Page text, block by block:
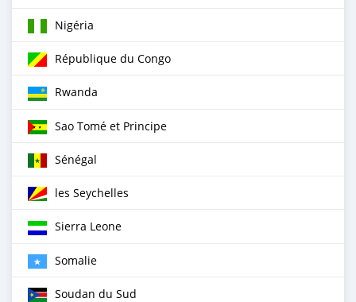
Nigéria
République du Congo
Rwanda
Sao Tomé et Principe
Sénégal
les Seychelles
Sierra Leone
Somalie
Soudan du Sud